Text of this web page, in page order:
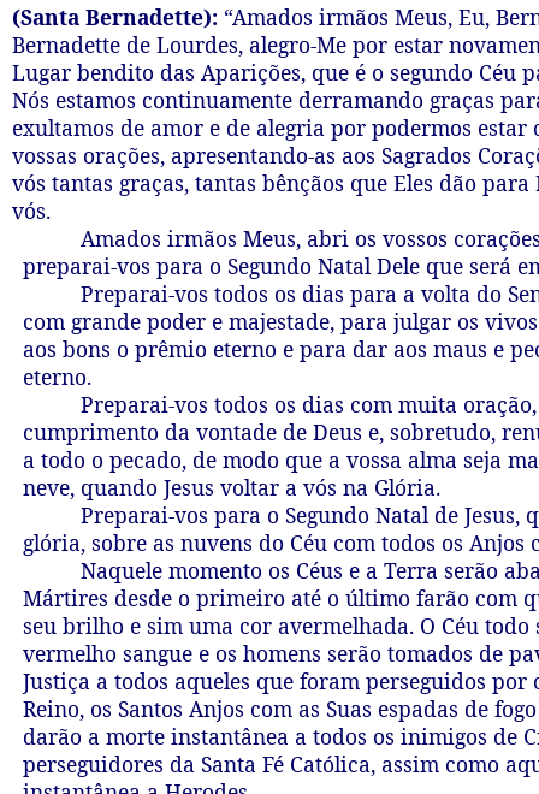
(Santa Bernadette): “Amados irmãos Meus, Eu,
Bernadette de Lourdes, alegro-Me por estar
Lugar bendito das Aparições, que é o segundo Céu
Nós estamos continuamente derramando graças
exultamos de amor e de alegria por podermos estar
vossas orações, apresentando-as aos Sagrados
vós tantas graças, tantas bênçãos que Eles dão
vós.
Amados irmãos Meus, abri os vossos
preparai-vos para o Segundo Natal Dele que será
Preparai-vos todos os dias para a volta do
com grande poder e majestade, para julgar os
aos bons o prêmio eterno e para dar aos maus e
eterno.
Preparai-vos todos os dias com muita
cumprimento da vontade de Deus e, sobretudo,
a todo o pecado, de modo que a vossa alma seja
neve, quando Jesus voltar a vós na Glória.
Preparai-vos para o Segundo Natal de Jesus,
glória, sobre as nuvens do Céu com todos os Anjos
Naquele momento os Céus e a Terra serão
Mártires desde o primeiro até o último farão com
seu brilho e sim uma cor avermelhada. O Céu
vermelho sangue e os homens serão tomados de
Justiça a todos aqueles que foram perseguidos por
Reino, os Santos Anjos com as Suas espadas de
darão a morte instantânea a todos os inimigos de
perseguidores da Santa Fé Católica, assim como